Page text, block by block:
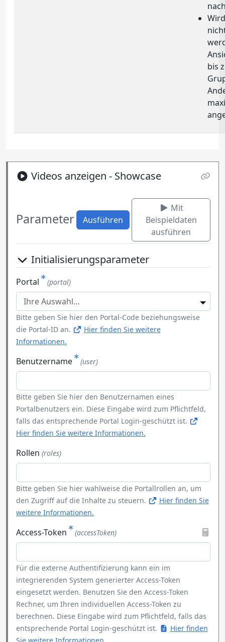
bis
Videos anzeigen - Showcase
Parameter Ausführen
Mit
Beispieldaten
ausführen
Initialisierungsparameter
Portal (portal)
Bitte geben Sie hier den Portal-Code beziehungsweise
die Portal-ID an.
Hier finden Sie weitere
Informationen.
Benutzername (user)
Bitte geben Sie hier den Benutzernamen eines
Portalbenutzers ein. Diese Eingabe wird zum Pflichtfeld,
falls das entsprechende Portal Login-geschützt ist.
Hier finden Sie weitere Informationen.
Rollen (roles)
Bitte geben Sie hier wahlweise die Portallrollen an, um
den Zugriff auf die Inhalte zu steuern.
Hier finden Sie
weitere Informationen.
Access-Token (accessToken)
Für die externe Authentifizierung kann ein im
integrierenden System generierter Access-Token
eingesetzt werden. Benutzen Sie den Access-Token
Rechner, um Ihren individuellen Access-Token zu
berechnen. Diese Eingabe wird zum Pflichtfeld, falls das
entsprechende Portal Login-geschützt ist.
Hier finden